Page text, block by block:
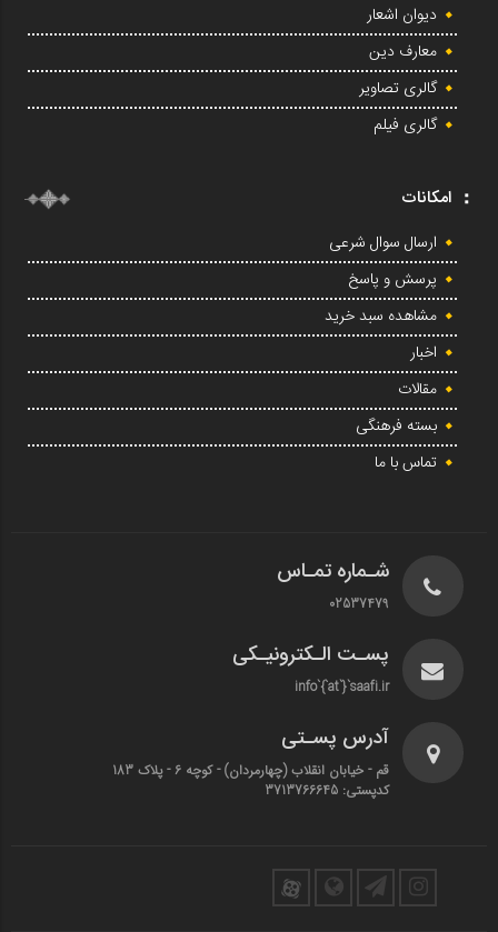
دیوان اشعار
معارف دین
گالری تصاویر
گالری فیلم
امکانات
ارسال سوال شرعی
پرسش و پاسخ
مشاهده سبد خرید
اخبار
مقالات
بسته فرهنگی
تماس با ما
شـماره تمـاس
02537479
پسـت الـکترونیـکی
info`{`at`}`saafi.ir
آدرس پسـتی
قم - خیابان انقلاب (چهارمردان)‌ - کوچه 6 - پلاک 183
کدپستی: 3713766645